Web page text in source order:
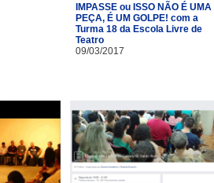
IMPASSE ou ISSO NÃO É UMA
PEÇA, É UM GOLPE! com a
Turma 18 da Escola Livre de
Teatro​
09/03/2017